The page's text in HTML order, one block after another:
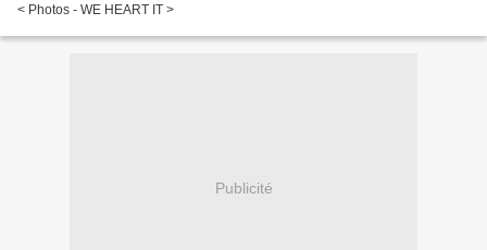
< Photos - WE HEART IT >
Publicité